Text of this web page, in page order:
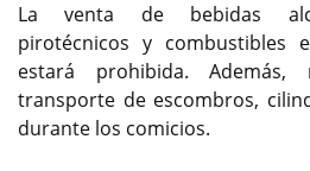
La venta de bebidas
pirotécnicos y combustibles
estará prohibida.
transporte de escombros,
durante los comicios.